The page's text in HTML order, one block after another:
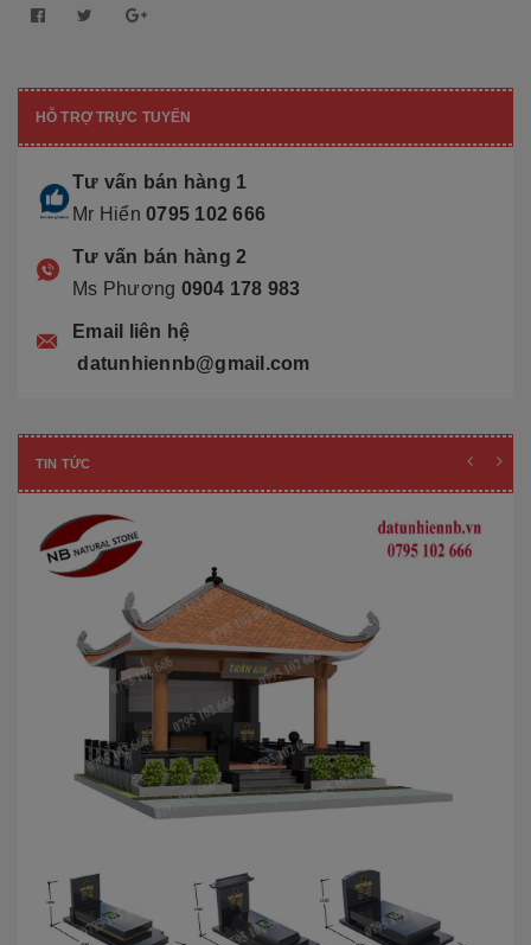
HỖ TRỢ TRỰC TUYẾN
Tư vấn bán hàng 1
Mr Hiển 0795 102 666
Tư vấn bán hàng 2
Ms Phương 0904 178 983
Email liên hệ
datunhiennb@gmail.com
TIN TỨC